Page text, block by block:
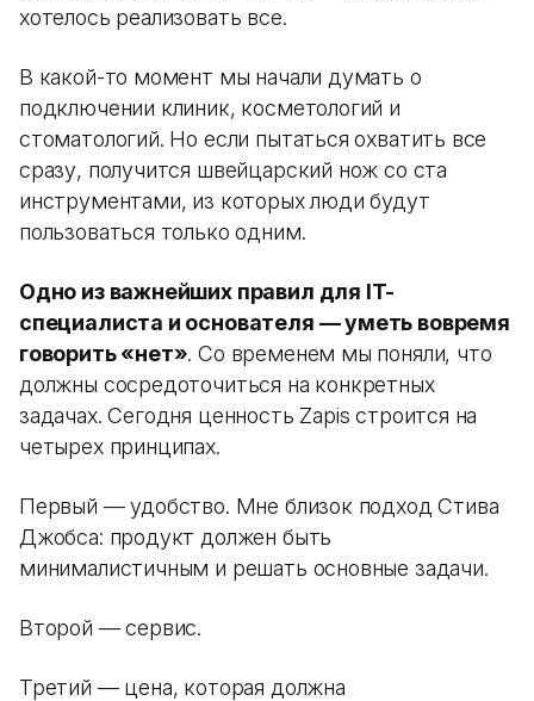
хотелось реализовать все.
В какой-то момент мы начали думать о
подключении клиник, косметологий и
стоматологий. Но если пытаться охватить все
сразу, получится швейцарский нож со ста
инструментами, из которых люди будут
пользоваться только одним.
Одно из важнейших правил для IT-
специалиста и основателя — уметь вовремя
говорить «нет». Со временем мы поняли, что
должны сосредоточиться на конкретных
задачах. Сегодня ценность Zapis строится на
четырех принципах.
Первый — удобство. Мне близок подход Стива
Джобса: продукт должен быть
минималистичным и решать основные задачи.
Второй — сервис.
Третий — цена, которая должна